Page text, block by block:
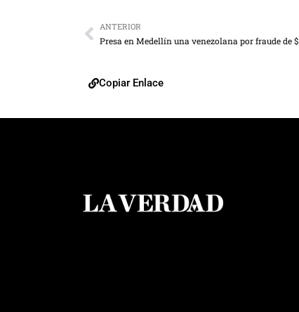
ANTERIOR
Copiar Enlace